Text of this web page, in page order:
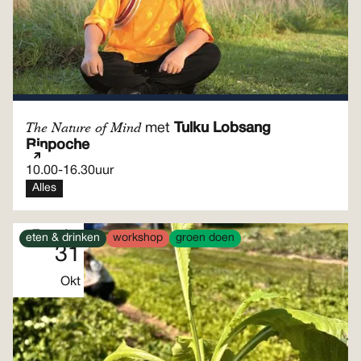
The Nature of Mind met Tulku Lobsang
Rinpoche
10.00-16.30uur
Alles
Zaterdag
31
Okt
eten & drinken workshop groen doen